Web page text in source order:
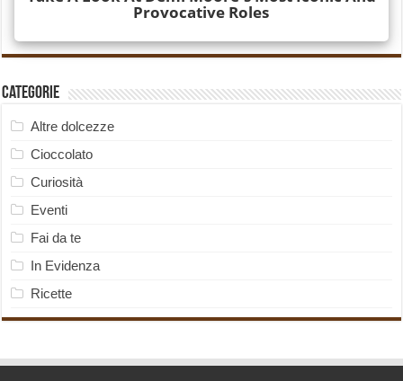
Categorie
Altre dolcezze
Cioccolato
Curiosità
Eventi
Fai da te
In Evidenza
Ricette